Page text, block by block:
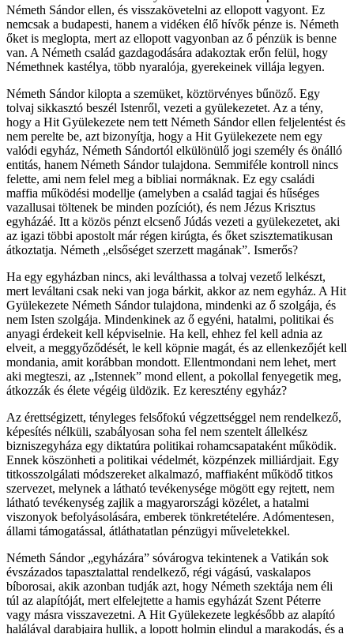
Németh Sándor ellen, és visszakövetelni az ellopott vagyont. Ez
nemcsak a budapesti, hanem a vidéken élő hívők pénze is. Németh
őket is meglopta, mert az ellopott vagyonban az ő pénzük is benne
van. A Németh család gazdagodására adakoztak erőn felül, hogy
Némethnek kastélya, több nyaralója, gyerekeinek villája legyen.
Németh Sándor kilopta a szemüket, köztörvényes bűnöző. Egy
tolvaj sikkasztó beszél Istenről, vezeti a gyülekezetet. Az a tény,
hogy a Hit Gyülekezete nem tett Németh Sándor ellen feljelentést és
nem perelte be, azt bizonyítja, hogy a Hit Gyülekezete nem egy
valódi egyház, Németh Sándortól elkülönülő jogi személy és önálló
entitás, hanem Németh Sándor tulajdona. Semmiféle kontroll nincs
felette, ami nem felel meg a bibliai normáknak. Ez egy családi
maffia működési modellje (amelyben a család tagjai és hűséges
vazallusai töltenek be minden pozíciót), és nem Jézus Krisztus
egyházáé. Itt a közös pénzt elcsenő Júdás vezeti a gyülekezetet, aki
az igazi többi apostolt már régen kirúgta, és őket szisztematikusan
átkoztatja. Németh „elsőséget szerzett magának”. Ismerős?
Ha egy egyházban nincs, aki leválthassa a tolvaj vezető lelkészt,
mert leváltani csak neki van joga bárkit, akkor az nem egyház. A Hit
Gyülekezete Németh Sándor tulajdona, mindenki az ő szolgája, és
nem Isten szolgája. Mindenkinek az ő egyéni, hatalmi, politikai és
anyagi érdekeit kell képviselnie. Ha kell, ehhez fel kell adnia az
elveit, a meggyőződését, le kell köpnie magát, és az ellenkezőjét kell
mondania, amit korábban mondott. Ellentmondani nem lehet, mert
aki megteszi, az „Istennek” mond ellent, a pokollal fenyegetik meg,
átkozzák és élete végéig üldözik. Ez keresztény egyház?
Az érettségizett, tényleges felsőfokú végzettséggel nem rendelkező,
képesítés nélküli, szabályosan soha fel nem szentelt állelkész
bizniszegyháza egy diktatúra politikai rohamcsapataként működik.
Ennek köszönheti a politikai védelmét, közpénzek milliárdjait. Egy
titkosszolgálati módszereket alkalmazó, maffiaként működő titkos
szervezet, melynek a látható tevékenysége mögött egy rejtett, nem
látható tevékenység zajlik a magyarországi közélet, a hatalmi
viszonyok befolyásolására, emberek tönkretételére. Adómentesen,
állami támogatással, átláthatatlan pénzügyi műveletekkel.
Németh Sándor „egyházára” sóvárogva tekintenek a Vatikán sok
évszázados tapasztalattal rendelkező, régi vágású, vaskalapos
bíborosai, akik azonban tudják azt, hogy Németh szektája nem éli
túl az alapítóját, mert elfelejtette a hamis egyházát Szent Péterre
vagy másra visszavezetni. A Hit Gyülekezete legkésőbb az alapító
halálával darabjaira hullik, a lopott holmin elindul a marakodás, és a